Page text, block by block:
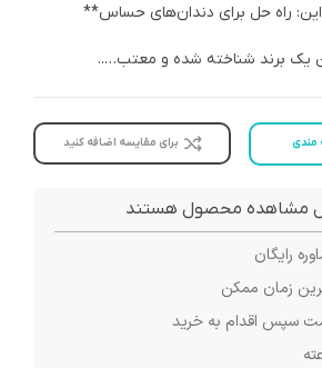
راه حل برای دندان‌های حساس**
یک برند شناخته شده و معتب…..
مندی برای مقایسه اضافه کنید
مشاهده محصول هستند
رایگان
زمان ممکن
سپس اقدام به خرید